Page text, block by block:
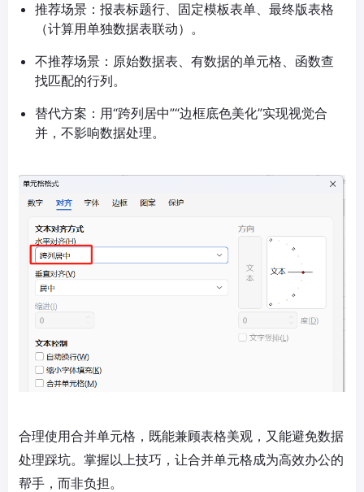
推荐场景：报表标题行、固定模板表单、最终版表格
（计算用单独数据表联动）。
不推荐场景：原始数据表、有数据的单元格、函数查
找匹配的行列。
替代方案：用“跨列居中”“边框底色美化”实现视觉合
并，不影响数据处理。
合理使用合并单元格，既能兼顾表格美观，又能避免数据
处理踩坑。掌握以上技巧，让合并单元格成为高效办公的
帮手，而非负担。